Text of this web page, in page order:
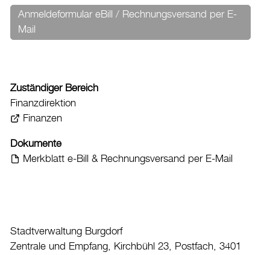
Anmeldeformular eBill / Rechnungsversand per E-
Mail
Zuständiger Bereich
Finanzdirektion
Finanzen
Dokumente
Merkblatt e-Bill & Rechnungsversand per E-Mail
Stadtverwaltung Burgdorf
Zentrale und Empfang, Kirchbühl 23, Postfach, 3401